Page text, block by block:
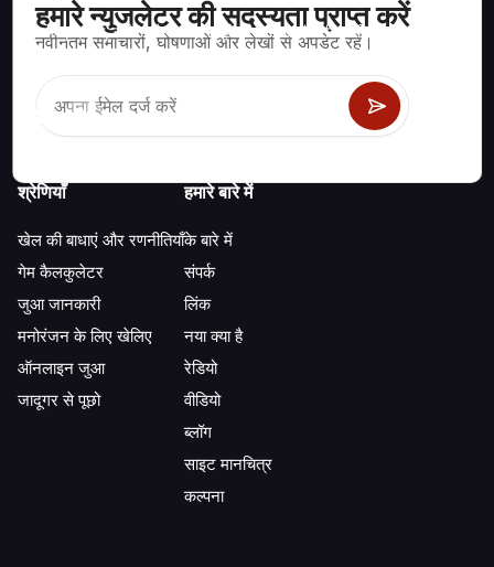
हमारे न्युजलेटर की सदस्यता प्राप्त करें
नवीनतम समाचारों, घोषणाओं और लेखों से अपडेट रहें।
ब्लैकजैक, क्रेप्स, रूलेट और अन्य सैकड़ों कैसीनो खेलों के लिए गणितीय रूप से सही
श्रेणियाँ
खेल की बाधाएं और रणनीतियाँ
गेम कैलकुलेटर
जुआ जानकारी
मनोरंजन के लिए खेलिए
ऑनलाइन जुआ
जादूगर से पूछो
हमारे बारे में
के बारे में
संपर्क
लिंक
नया क्या है
रेडियो
वीडियो
ब्लॉग
साइट मानचित्र
कल्पना